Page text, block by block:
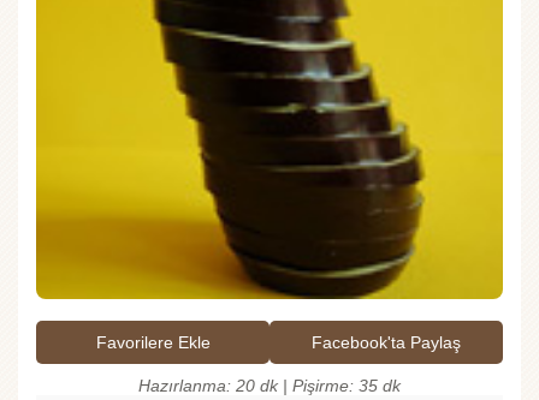
Favorilere Ekle Facebook'ta Paylaş
Hazırlanma: 20 dk | Pişirme: 35 dk